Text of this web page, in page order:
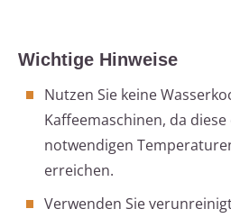
Wichtige Hinweise
Nutzen Sie keine
Kaffeemaschinen, da
notwendigen
erreichen.
Verwenden Sie